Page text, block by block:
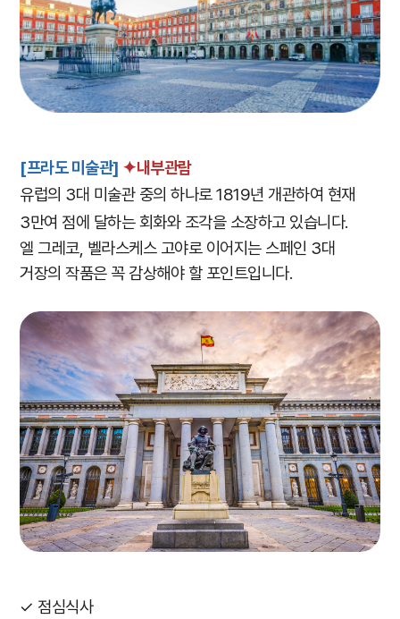
[프라도 미술관] ✦내부관람
유럽의 3대 미술관 중의 하나로 1819년 개관하여 현재
3만여 점에 달하는 회화와 조각을 소장하고 있습니다.
엘 그레코, 벨라스케스 고야로 이어지는 스페인 3대
거장의 작품은 꼭 감상해야 할 포인트입니다.
✓ 점심식사